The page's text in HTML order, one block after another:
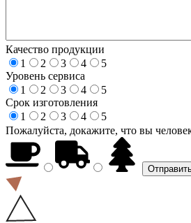
Качество продукции
1
2 3 4
5
Уровень сервиса
1
2 3 4
5
Срок изготовления
1
2 3 4
5
Пожалуйста, докажите, что вы